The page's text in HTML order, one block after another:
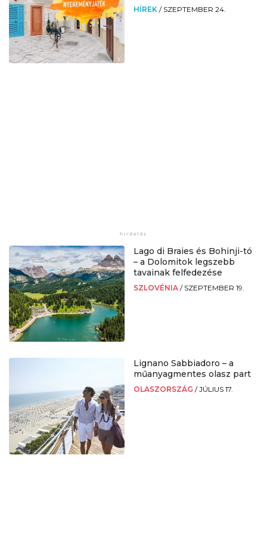
HÍREK / SZEPTEMBER 24.
Lago di Braies és Bohinji-tó
– a Dolomitok legszebb
tavainak felfedezése
SZLOVÉNIA / SZEPTEMBER 19.
Lignano Sabbiadoro – a
műanyagmentes olasz part
OLASZORSZÁG /JÚLIUS 17.